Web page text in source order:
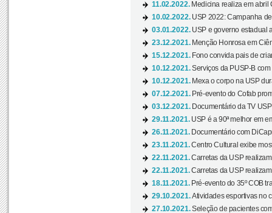
11.02.2022. Medicina realiza em abril
10.02.2022. USP 2022: Campanha
03.01.2022. USP e governo estadual
23.12.2021. Menção Honrosa em
15.12.2021. Fono convida pais de
10.12.2021.Serviços da PUSP-B
10.12.2021. Mexa o corpo na USP
07.12.2021. Pré-evento do Cofab
03.12.2021. Documentário da TV
29.11.2021. USP é a 90ª melhor em
26.11.2021. Documentário com
23.11.2021.Centro Cultural exibe
22.11.2021.Carretas da USP
22.11.2021.Carretas da USP
18.11.2021. Pré-evento do 35º COB
29.10.2021.Atividades esportivas no
27.10.2021.Seleção de pacientes